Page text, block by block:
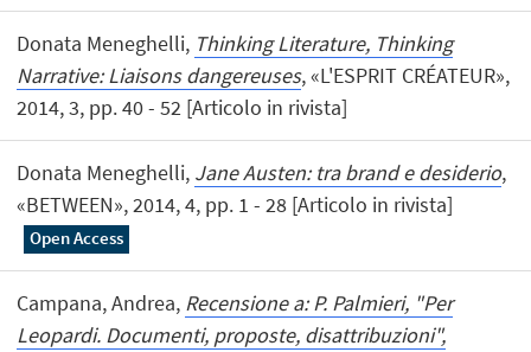
Donata Meneghelli, Thinking Literature, Thinking
Narrative: Liaisons dangereuses, «L'ESPRIT CRÉATEUR»,
2014, 3, pp. 40 - 52 [Articolo in rivista]
Donata Meneghelli, Jane Austen: tra brand e desiderio,
«BETWEEN», 2014, 4, pp. 1 - 28 [Articolo in rivista]
Open Access
Campana, Andrea, Recensione a: P. Palmieri, "Per
Leopardi. Documenti, proposte, disattribuzioni",